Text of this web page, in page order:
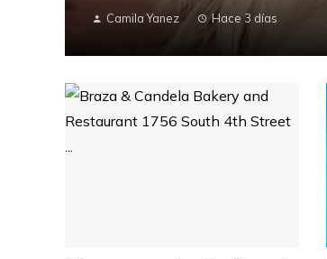
Camila Yanez Hace 3 días